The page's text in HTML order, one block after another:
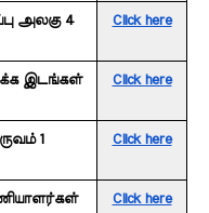
அலகு 4
Click here
இடங்கள்
Click here
1
Click here
Click here